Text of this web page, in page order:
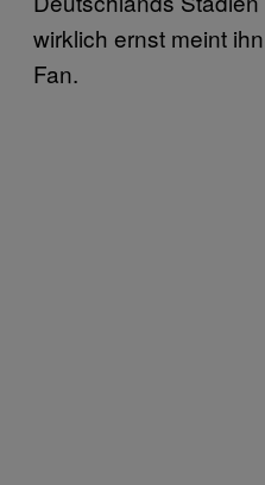
wirklich ernst meint
Fan.